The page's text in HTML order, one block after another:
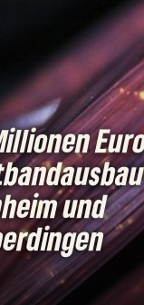
und